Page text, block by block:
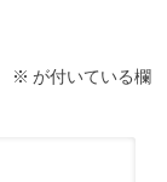
※ が付いている欄